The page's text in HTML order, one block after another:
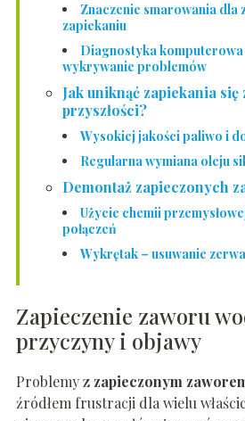
Znaczenie smarowania dla
zapiekaniu
Diagnostyka komputerowa
wykrywanie problemów
Jak uniknąć zapiekania
przyszłości?
Wysokiej jakości paliwo i
Regularna wymiana oleju
Demontaż zapieczonych
Użycie chemii
połączeń
Wykrętak – usuwanie
Zapieczenie zaworu
przyczyny i objawy
Problemy z zapieczonym
źródłem frustracji dla wielu